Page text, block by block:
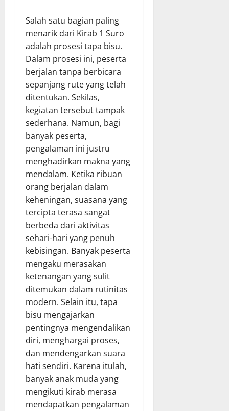
Salah satu bagian paling
menarik dari Kirab 1 Suro
adalah prosesi tapa bisu.
Dalam prosesi ini, peserta
berjalan tanpa berbicara
sepanjang rute yang telah
ditentukan. Sekilas,
kegiatan tersebut tampak
sederhana. Namun, bagi
banyak peserta,
pengalaman ini justru
menghadirkan makna yang
mendalam. Ketika ribuan
orang berjalan dalam
keheningan, suasana yang
tercipta terasa sangat
berbeda dari aktivitas
sehari-hari yang penuh
kebisingan. Banyak peserta
mengaku merasakan
ketenangan yang sulit
ditemukan dalam rutinitas
modern. Selain itu, tapa
bisu mengajarkan
pentingnya mengendalikan
diri, menghargai proses,
dan mendengarkan suara
hati sendiri. Karena itulah,
banyak anak muda yang
mengikuti kirab merasa
mendapatkan pengalaman